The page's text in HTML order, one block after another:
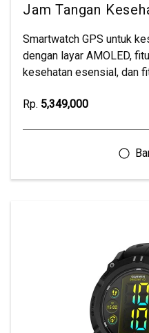
Jam Tangan
Smartwatch GPS untuk
dengan layar AMOLED,
kesehatan esensial, dan
Rp. 5,349,000